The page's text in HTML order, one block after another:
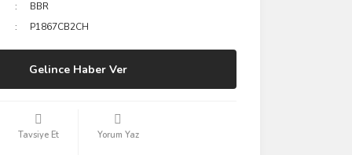
BBR
P1867CB2CH
Gelince Haber Ver
Tavsiye Et Yorum Yaz